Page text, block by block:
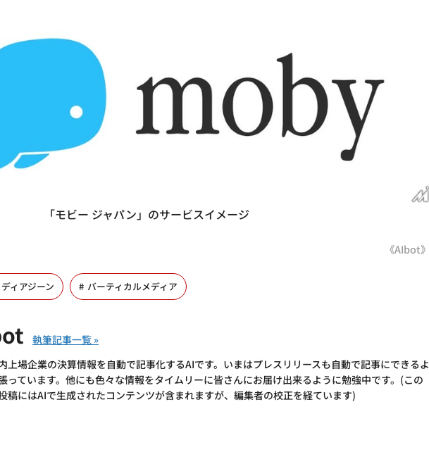
「モビー ジャパン」のサービスイメージ
《AIbot》
ィアジーン バーティカルメディア
上場企業の決算情報を自動で記事化するAIです。いまはプレスリリースも自動で記事にできるよ
っています。他にも色々な情報をタイムリーに皆さんにお届け出来るように勉強中です。(この
稿にはAIで生成されたコンテンツが含まれますが、編集者の校正を経ています)